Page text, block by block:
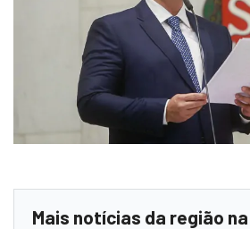
Mais notícias da região na